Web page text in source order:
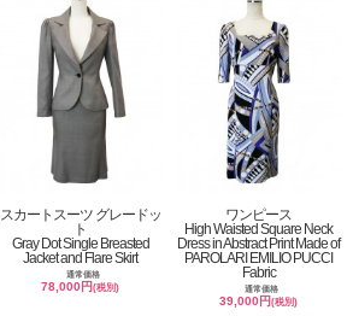
スカートスーツ グレードッ
ト
Gray Dot Single Breasted
Jacket and Flare Skirt
通常価格
78,000円(税別)
ワンピース
High Waisted Square Neck
Dress in Abstract Print Made of
PAROLARI EMILIO PUCCI
Fabric
通常価格
39,000円(税別)